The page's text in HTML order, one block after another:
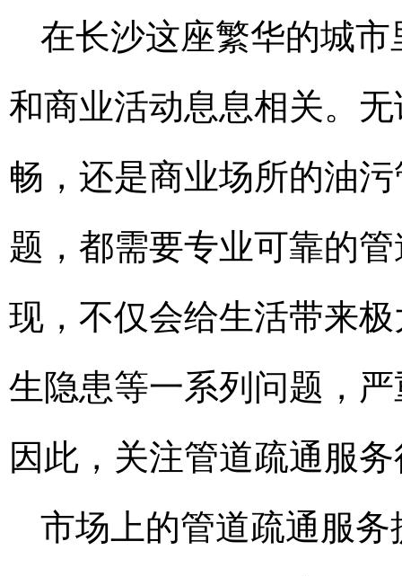
在长沙这座繁华的城
和商业活动息息相关。
畅，还是商业场所的油
题，都需要专业可靠的
现，不仅会给生活带来
生隐患等一系列问题，
因此，关注管道疏通服
市场上的管道疏通服